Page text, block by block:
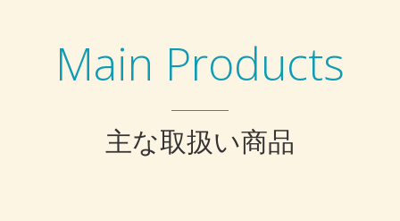
Main Products
主な取扱い商品